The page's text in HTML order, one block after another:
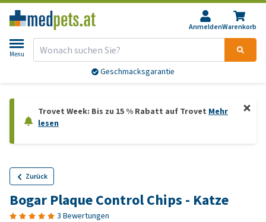
AnmeldenWarenkorb
Menu
Geschmacksgarantie
Trovet Week: Bis zu 15 % Rabatt auf Trovet Mehr
lesen
Zurück
Bogar Plaque Control Chips - Katze
3 Bewertungen